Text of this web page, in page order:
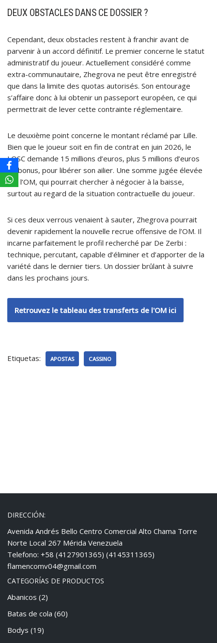
DEUX OBSTACLES DANS CE DOSSIER ?
Cependant, deux obstacles restent à franchir avant de
parvenir à un accord définitif. Le premier concerne le statut
administratif du joueur. Actuellement considéré comme
extra-communautaire, Zhegrova ne peut être enregistré
que dans la limite des quotas autorisés. Son entourage
s’affaire donc à lui obtenir un passeport européen, ce qui
permettrait de lever cette contrainte réglementaire.
Le deuxième point concerne le montant réclamé par Lille.
Bien que le joueur soit en fin de contrat en juin 2026, le
LOSC demande 15 millions d’euros, plus 5 millions d’euros
de bonus, pour libérer son ailier. Une somme jugée élevée
par l’OM, qui pourrait chercher à négocier à la baisse,
surtout au regard de la situation contractuelle du joueur.
Si ces deux verrous venaient à sauter, Zhegrova pourrait
devenir rapidement la nouvelle recrue offensive de l’OM. Il
incarne parfaitement le profil recherché par De Zerbi :
technique, percutant, capable d’éliminer et d’apporter de la
variété dans le dernier tiers. Un dossier brûlant à suivre
dans les prochains jours.
Retrouvez le tableau des transferts de l'OM ici
Etiquetas: APOSTAS CASSINO
DIRECCIÓN:
Avenida Andrés Bello Centro Comercial Alto Chama Torre
Norte Local 267 Mérida Venezuela
Telefono: +58 (4127901365) (4145311365)
flamencomv04@gmail.com
CATEGORÍAS DE PRODUCTOS
Abanicos (2)
Batas de cola (60)
Bodys (19)